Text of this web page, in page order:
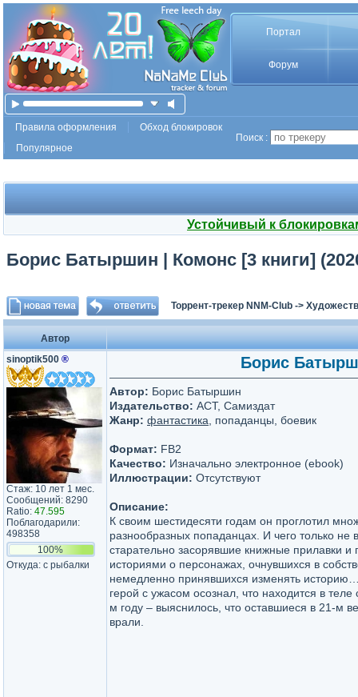
Портал
Форум
Правила оформления
Обход блокировок
Популярное
Поиск :
Устойчивый к
Борис Батыршин | Комонс [3 книги]
Торрент-трекер NNM-Club ->
Автор
sinoptik500 ®
Стаж: 10 лет 1 мес.
Сообщений: 8290
Ratio: 47.595
Поблагодарили:
498358
100%
Откуда: с рыбалки
Борис
Автор: Борис Батыршин
Издательство: АСТ, Самиздат
Жанр: фантастика , попаданцы, боевик
Формат: FB2
Качество: Изначально электронное (ebook)
Иллюстрации: Отсутствуют
Описание:
К своим шестидесяти годам он проглотил
разнообразных попаданцах. И чего только
старательно засорявшие книжные прилавки и
историями о персонажах, очнувшихся в
немедленно принявшихся изменять
герой с ужасом осознал, что находится в
м году – выяснилось, что оставшиеся в 21-м
врали.